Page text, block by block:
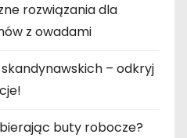
rozwiązania dla
z owadami
– odkryj
buty robocze?